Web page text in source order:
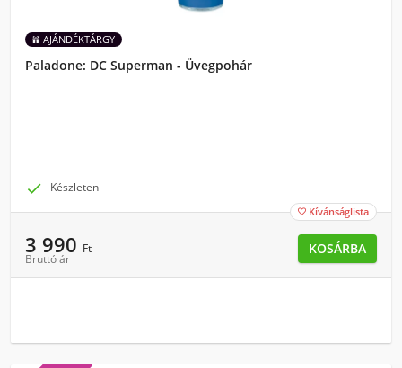
AJÁNDÉKTÁRGY
Paladone: DC Superman - Üvegpohár
 Készleten
 Kívánságlista
3 990 Ft
Bruttó ár
KOSÁRBA